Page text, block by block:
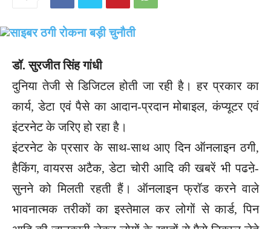
डॉ. सुरजीत सिंह गांधी
दुनिया तेजी से डिजिटल होती जा रही है। हर प्रकार का
कार्य, डेटा एवं पैसे का आदान-प्रदान मोबाइल, कंप्यूटर एवं
इंटरनेट के जरिए हो रहा है।
इंटरनेट के प्रसार के साथ-साथ आए दिन ऑनलाइन ठगी,
हैकिंग, वायरस अटैक, डेटा चोरी आदि की खबरें भी पढऩे-
सुनने को मिलती रहती हैं। ऑनलाइन फ्रॉड करने वाले
भावनात्मक तरीकों का इस्तेमाल कर लोगों से कार्ड, पिन